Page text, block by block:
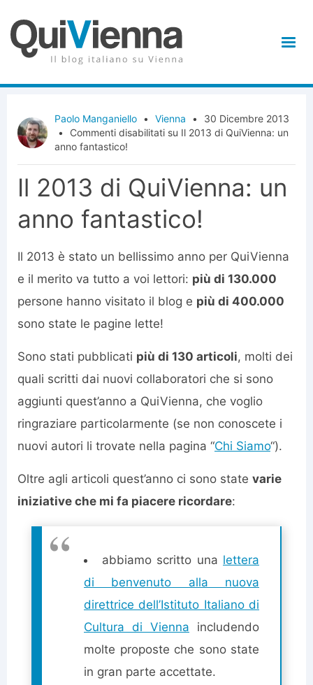
Paolo Manganiello • Vienna •
30 Dicembre 2013
•
Commenti disabilitati su Il 2013 di QuiVienna: un
anno fantastico!
Il 2013 di QuiVienna: un
anno fantastico!
Il 2013 è stato un bellissimo anno per QuiVienna
e il merito va tutto a voi lettori: più di 130.000
persone hanno visitato il blog e più di 400.000
sono state le pagine lette!
Sono stati pubblicati più di 130 articoli, molti dei
quali scritti dai nuovi collaboratori che si sono
aggiunti quest’anno a QuiVienna, che voglio
ringraziare particolarmente (se non conoscete i
nuovi autori li trovate nella pagina “Chi Siamo“).
Oltre agli articoli quest’anno ci sono state varie
iniziative che mi fa piacere ricordare:
abbiamo scritto una lettera
di benvenuto alla nuova
direttrice dell’Istituto Italiano di
Cultura di Vienna includendo
molte proposte che sono state
in gran parte accettate.